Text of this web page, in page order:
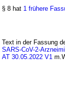
§ 8 hat 1 frühere
Text in der Fassung
SARS-CoV-2-
AT 30.05.2022 V1